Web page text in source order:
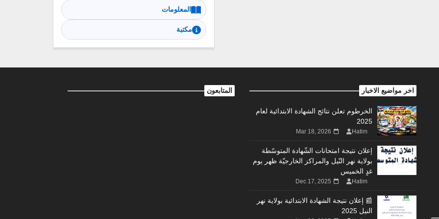
المعلومات
مكتبة
اخر مواضيع الاخبار
الخرطوم تعلن نتائج الشهادة الابتدائية لعام
2025
Hatim
Mar 18, 2026
إعلان نتيجة امتحانات الشّهادة المتوسّطة
بولاية نهر النّيل والمراكز الخارجيّة ظهر يوم
غدٍ الخميس
Hatim
Dec 17, 2025
📰 إعلان نتيجة الشهادة الابتدائية بولاية نهر
النيل 2025
المتابعون